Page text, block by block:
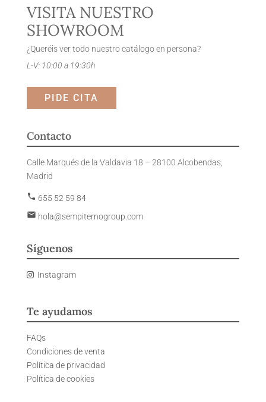
VISITA NUESTRO
SHOWROOM
¿Queréis ver todo nuestro catálogo en persona?
L-V: 10:00 a 19:30h
PIDE CITA
Contacto
Calle Marqués de la Valdavia 18 – 28100 Alcobendas,
Madrid
phone 655 52 59 84
email hola@sempiternogroup.com
Síguenos
Instagram
Te ayudamos
FAQs
Condiciones de venta
Política de privacidad
Política de cookies